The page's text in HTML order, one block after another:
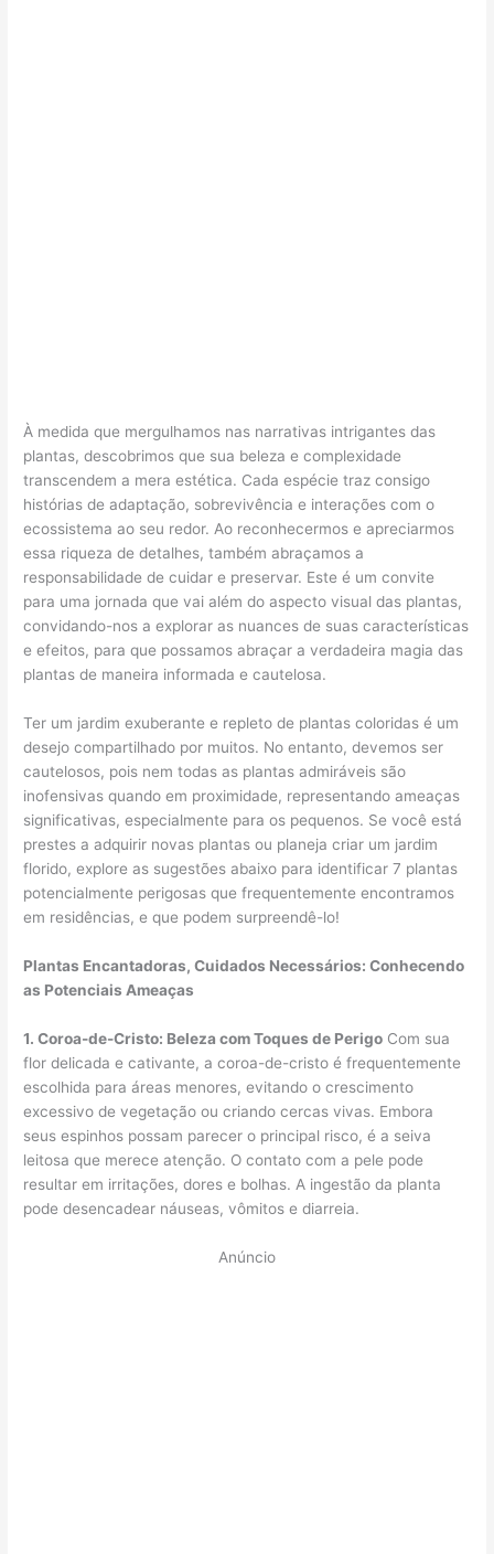
À medida que mergulhamos nas narrativas intrigantes das
plantas, descobrimos que sua beleza e complexidade
transcendem a mera estética. Cada espécie traz consigo
histórias de adaptação, sobrevivência e interações com o
ecossistema ao seu redor. Ao reconhecermos e apreciarmos
essa riqueza de detalhes, também abraçamos a
responsabilidade de cuidar e preservar. Este é um convite
para uma jornada que vai além do aspecto visual das plantas,
convidando-nos a explorar as nuances de suas características
e efeitos, para que possamos abraçar a verdadeira magia das
plantas de maneira informada e cautelosa.
Ter um jardim exuberante e repleto de plantas coloridas é um
desejo compartilhado por muitos. No entanto, devemos ser
cautelosos, pois nem todas as plantas admiráveis são
inofensivas quando em proximidade, representando ameaças
significativas, especialmente para os pequenos. Se você está
prestes a adquirir novas plantas ou planeja criar um jardim
florido, explore as sugestões abaixo para identificar 7 plantas
potencialmente perigosas que frequentemente encontramos
em residências, e que podem surpreendê-lo!
Plantas Encantadoras, Cuidados Necessários: Conhecendo
as Potenciais Ameaças
1. Coroa-de-Cristo: Beleza com Toques de Perigo Com sua
flor delicada e cativante, a coroa-de-cristo é frequentemente
escolhida para áreas menores, evitando o crescimento
excessivo de vegetação ou criando cercas vivas. Embora
seus espinhos possam parecer o principal risco, é a seiva
leitosa que merece atenção. O contato com a pele pode
resultar em irritações, dores e bolhas. A ingestão da planta
pode desencadear náuseas, vômitos e diarreia.
Anúncio